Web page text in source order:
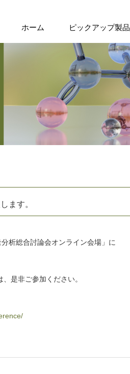
ホーム ピックアップ製品
ます。
析総合討論会オンライン会場」に
是非ご参加ください。